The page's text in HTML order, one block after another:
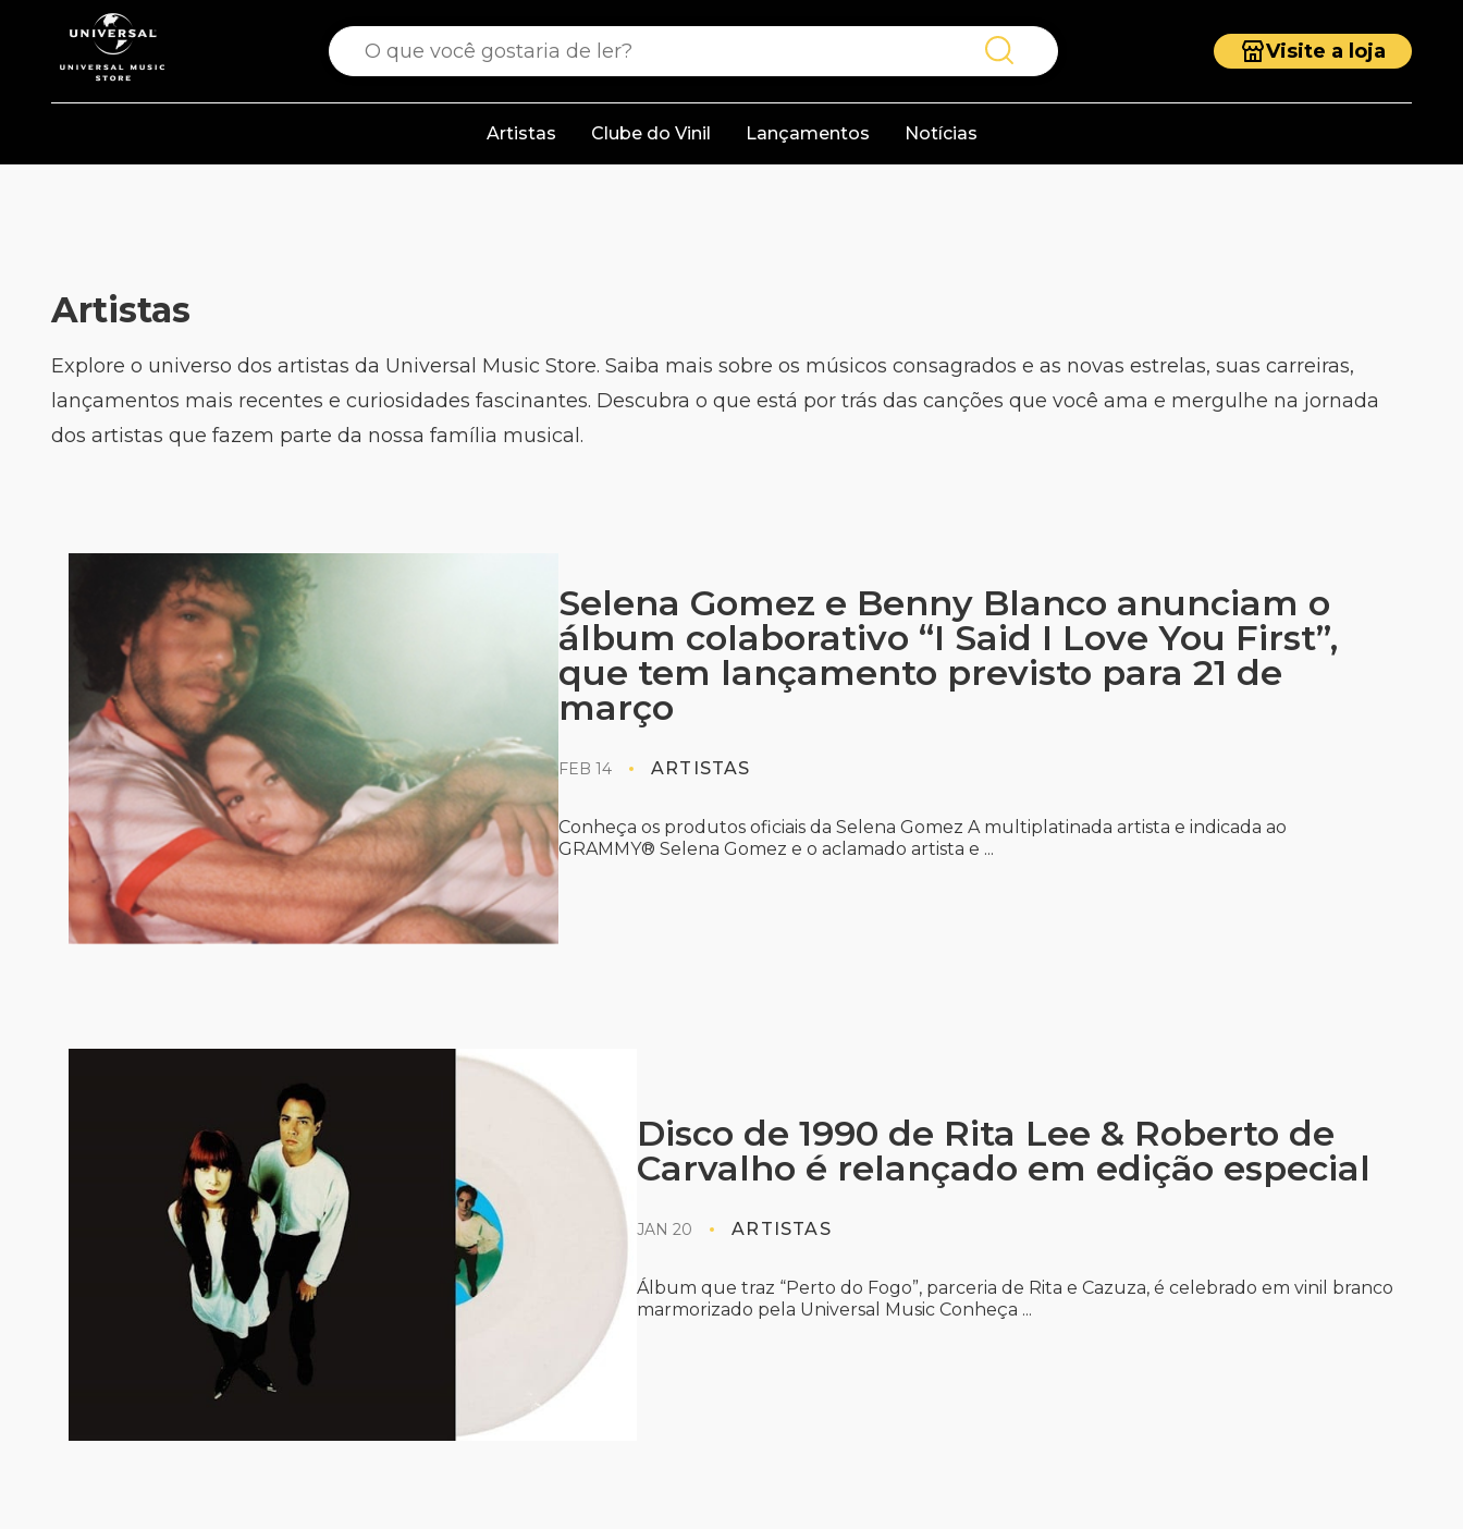
Visite a loja
Artistas Clube do Vinil Lançamentos Notícias
Artistas
Explore o universo dos artistas da Universal Music Store. Saiba mais sobre os músicos consagrados e as novas estrelas, suas carreiras,
lançamentos mais recentes e curiosidades fascinantes. Descubra o que está por trás das canções que você ama e mergulhe na jornada
dos artistas que fazem parte da nossa família musical.
Selena Gomez e Benny Blanco anunciam o
álbum colaborativo “I Said I Love You First”,
que tem lançamento previsto para 21 de
março
FEB 14 ARTISTAS
Conheça os produtos oficiais da Selena Gomez A multiplatinada artista e indicada ao
GRAMMY® Selena Gomez e o aclamado artista e ...
Disco de 1990 de Rita Lee & Roberto de
Carvalho é relançado em edição especial
JAN 20 ARTISTAS
Álbum que traz “Perto do Fogo”, parceria de Rita e Cazuza, é celebrado em vinil branco
marmorizado pela Universal Music Conheça ...